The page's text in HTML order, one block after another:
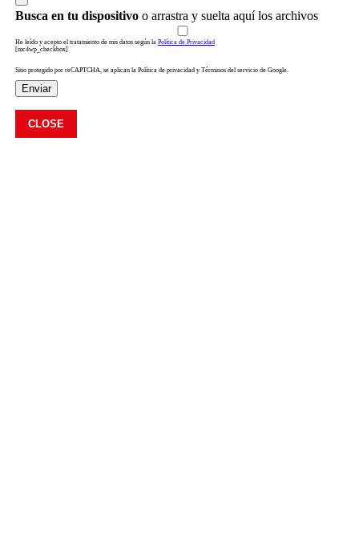
Busca en tu dispositivoo arrastra y suelta aquí los archivos
He leído y acepto el tratamiento de mis datos según la Política de Privacidad
[mc4wp_checkbox]
Sitio protegido por reCAPTCHA, se aplican la Política de privacidad y Términos del servicio de Google.
Enviar
CLOSE